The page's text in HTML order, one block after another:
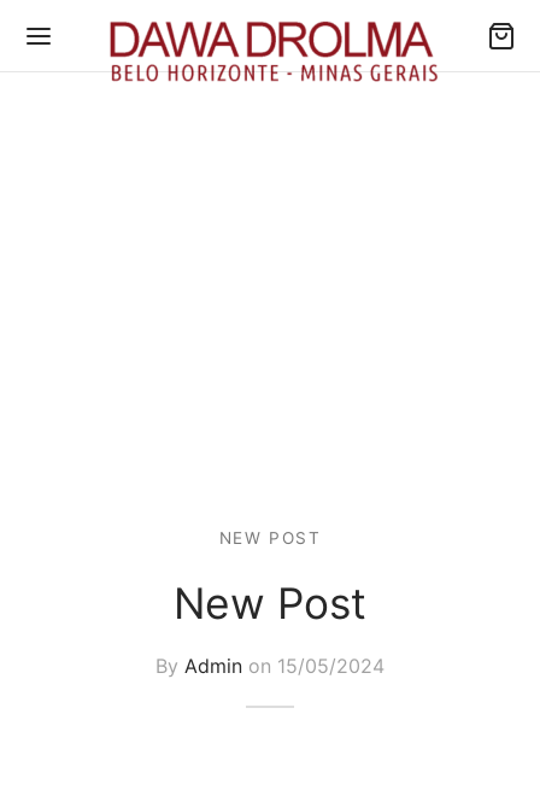
NEW POST
New Post
By Admin on 15/05/2024